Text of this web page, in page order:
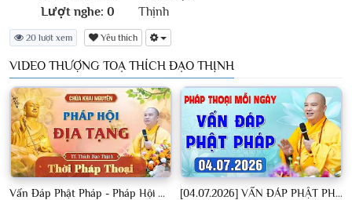
Lượt nghe: 0
20 lượt xem Yêu thích
VIDEO THƯỢNG TOẠ THÍCH ĐẠO THỊNH
Vấn Đáp Phật Pháp - Pháp Hội Địa Tạng Ngày 01/08/2026│TT. Thích Đạo Thịnh [04.07.2026] VẤN ĐÁP PHẬT PHÁP - Nghe Thầy giảng Pháp mỗi ngày CÔNG ĐỨC VÔ LƯỢNG│TT. Thích Đạo Thịnh